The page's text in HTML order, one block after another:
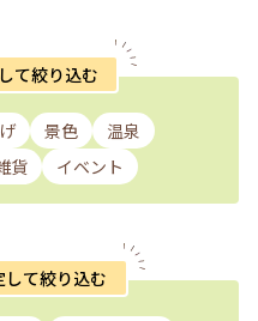
て絞り込む
景色
温泉
貨 イベント
して絞り込む